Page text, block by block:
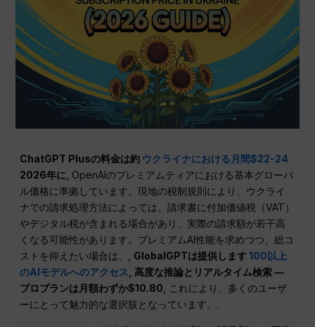
ChatGPT Plusの料金は約 ウクライナにおける月間$22-24
2026年に , OpenAIのプレミアムティアにおける基本グローバ
ル価格に準拠しています。現地の税制規則により、ウクライ
ナでの請求処理方法によっては、請求書に付加価値税（VAT）
やデジタル税が含まれる場合があり、実際の請求額が若干高
くなる可能性があります。プレミアムAI性能を求めつつ、総コ
ストを抑えたい場合は、, GlobalGPTは提供します100以上
のAIモデルへのアクセス , 高度な推論とリアルタイム検索 —
プロプランは月額わずか$10.80 , これにより、多くのユーザ
ーにとって魅力的な選択肢となっています。.